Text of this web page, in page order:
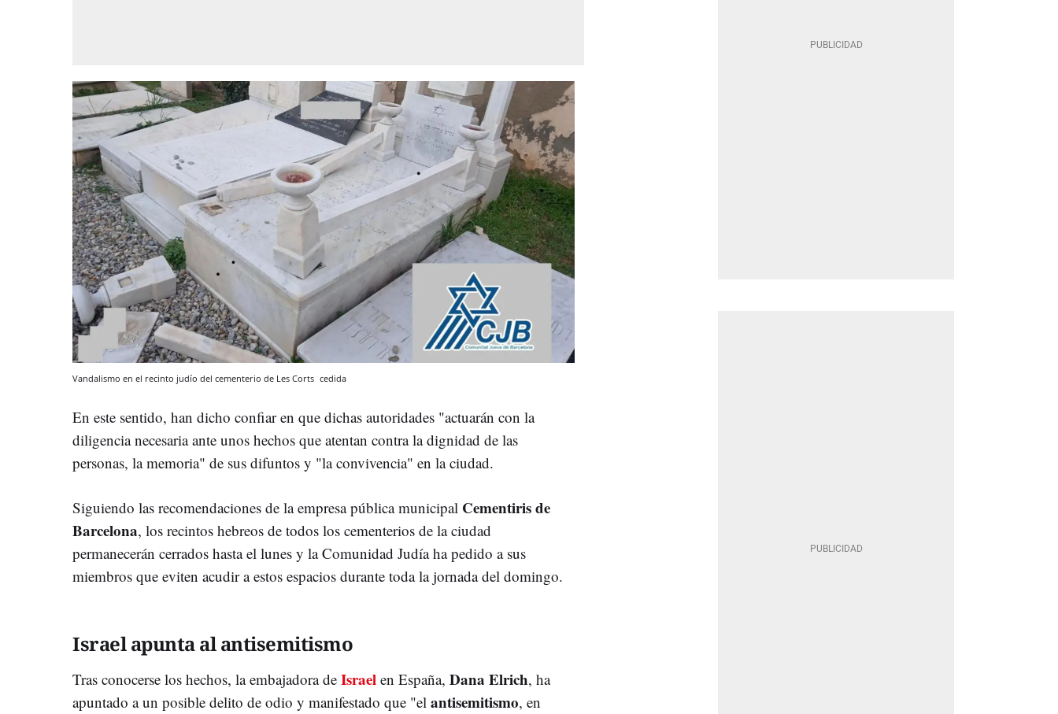
Vandalismo en el recinto judío del cementerio de Les Corts cedida
En este sentido, han dicho confiar en que dichas autoridades "actuarán con la
diligencia necesaria ante unos hechos que atentan contra la dignidad de las
personas, la memoria" de sus difuntos y "la convivencia" en la ciudad.
Siguiendo las recomendaciones de la empresa pública municipal Cementiris de
Barcelona, los recintos hebreos de todos los cementerios de la ciudad
permanecerán cerrados hasta el lunes y la Comunidad Judía ha pedido a sus
miembros que eviten acudir a estos espacios durante toda la jornada del domingo.
Israel apunta al antisemitismo
Tras conocerse los hechos, la embajadora de Israel en España, Dana Elrich, ha
apuntado a un posible delito de odio y manifestado que "el antisemitismo, en